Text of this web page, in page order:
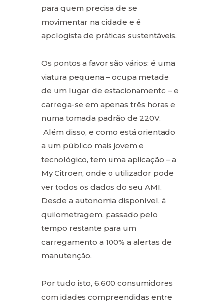
para quem precisa de se
movimentar na cidade e é
apologista de práticas sustentáveis.
Os pontos a favor são vários: é uma
viatura pequena – ocupa metade
de um lugar de estacionamento – e
carrega-se em apenas três horas e
numa tomada padrão de 220V.
Além disso, e como está orientado
a um público mais jovem e
tecnológico, tem uma aplicação – a
My Citroen, onde o utilizador pode
ver todos os dados do seu AMI.
Desde a autonomia disponível, à
quilometragem, passado pelo
tempo restante para um
carregamento a 100% a alertas de
manutenção.
Por tudo isto, 6.600 consumidores
com idades compreendidas entre